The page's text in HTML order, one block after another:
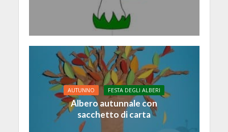
AUTUNNO FESTA DEGLI ALBERI
Albero autunnale con
sacchetto di carta